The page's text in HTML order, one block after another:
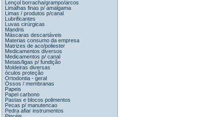
Lençol borracha/grampo/arcos
Limalhas finas p/ amalgama
Limas / produtos p/canal
Lubrificantes
Luvas cirúrgicas
Mandris
Máscaras descartáveis
Materias consumo da empresa
Matrizes de aco/poliester
Medicamentos diversos
Medicamentos p/ canal
Metais/ligas p/ fundição
Moldeiras diversas
óculos proteção
Ortodontia - geral
Ossos / membranas
Papeis
Papel carbono
Pastas e blocos polimentos
Pecas p/ manutencao
Pedra afiar instrumentos